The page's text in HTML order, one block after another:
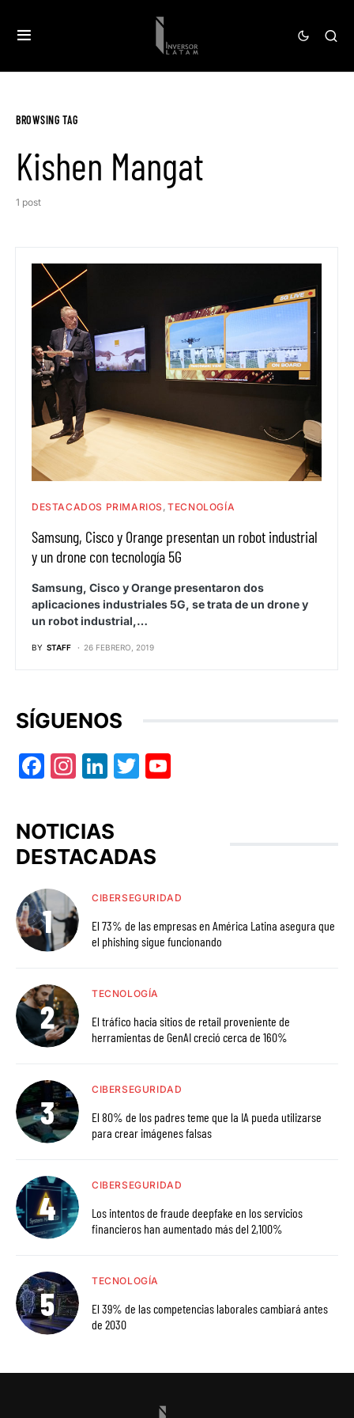
BROWSING TAG
Kishen Mangat
1 post
DESTACADOS PRIMARIOS TECNOLOGÍA
Samsung, Cisco y Orange presentan un robot industrial
y un drone con tecnología 5G
Samsung, Cisco y Orange presentaron dos
aplicaciones industriales 5G, se trata de un drone y
un robot industrial,…
BY STAFF 26 FEBRERO, 2019
SÍGUENOS
Facebook
Instagram
LinkedIn
Twitter
NOTICIAS
DESTACADAS
CIBERSEGURIDAD
El 73% de las empresas en América Latina asegura que
el phishing sigue funcionando
TECNOLOGÍA
El tráfico hacia sitios de retail proveniente de
herramientas de GenAI creció cerca de 160%
CIBERSEGURIDAD
El 80% de los padres teme que la IA pueda utilizarse
para crear imágenes falsas
CIBERSEGURIDAD
Los intentos de fraude deepfake en los servicios
financieros han aumentado más del 2,100%
TECNOLOGÍA
El 39% de las competencias laborales cambiará antes
de 2030